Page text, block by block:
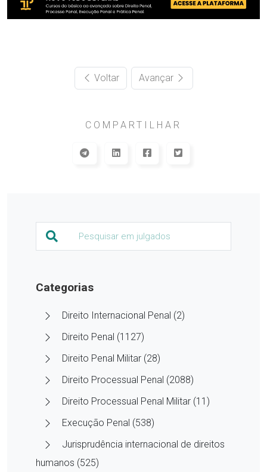
Voltar Avançar
COMPARTILHAR
Categorias
Direito Internacional Penal (2)
Direito Penal (1127)
Direito Penal Militar (28)
Direito Processual Penal (2088)
Direito Processual Penal Militar (11)
Execução Penal (538)
Jurisprudência internacional de direitos
humanos (525)